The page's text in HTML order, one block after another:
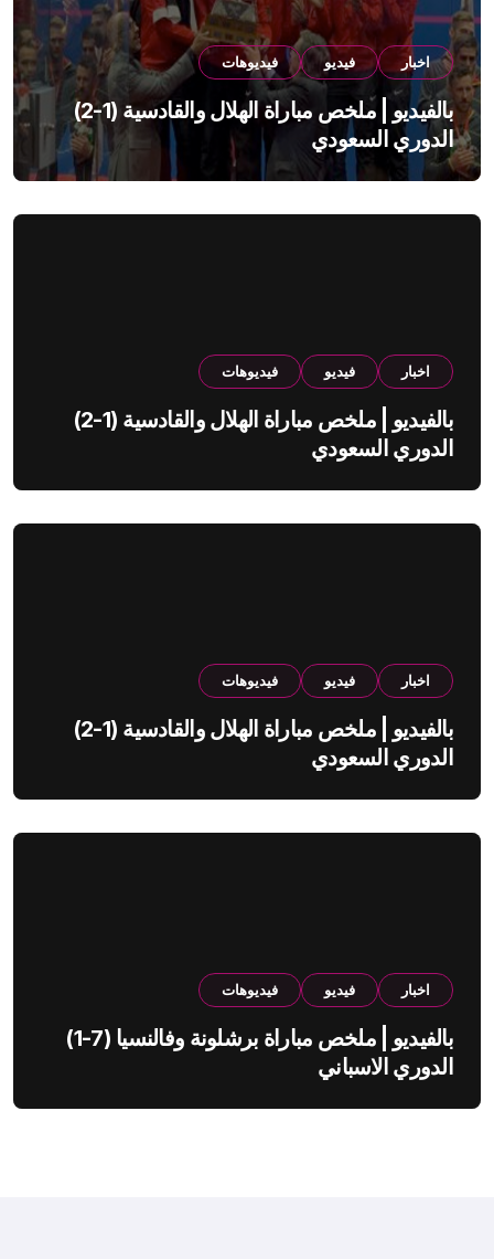
اخبار فيديو فيديوهات
بالفيديو | ملخص مباراة الهلال والقادسية (1-2)
الدوري السعودي
اخبار فيديو فيديوهات
بالفيديو | ملخص مباراة الهلال والقادسية (1-2)
الدوري السعودي
اخبار فيديو فيديوهات
بالفيديو | ملخص مباراة الهلال والقادسية (1-2)
الدوري السعودي
اخبار فيديو فيديوهات
بالفيديو | ملخص مباراة برشلونة وفالنسيا (7-1)
الدوري الاسباني